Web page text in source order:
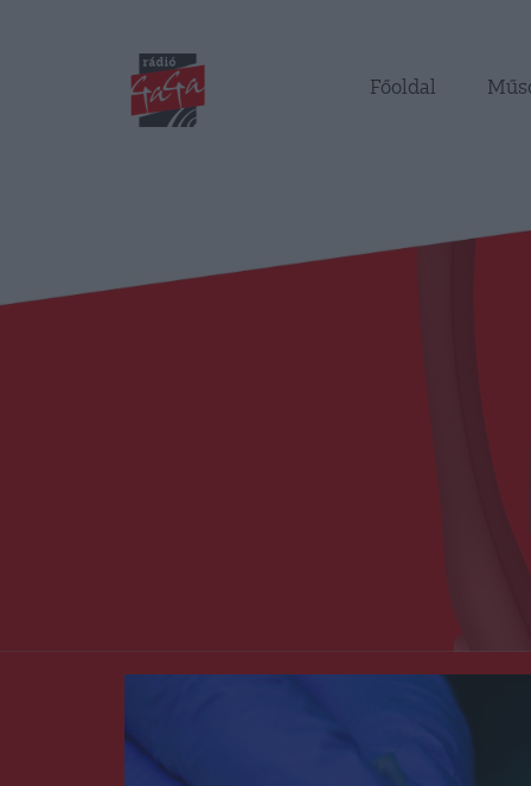
Főoldal